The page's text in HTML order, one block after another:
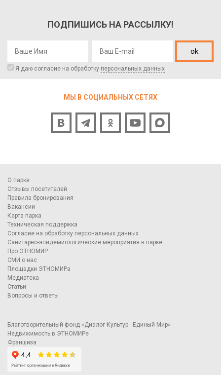
ПОДПИШИСЬ НА РАССЫЛКУ!
ok
Я даю согласие на обработку персональных данных
МЫ В СОЦИАЛЬНЫХ СЕТЯХ
О парке
Отзывы посетителей
Правила бронирования
Вакансии
Карта парка
Техническая поддержка
Согласие на обработку персональных данных
Санитарно-эпидемиологические мероприятия в парке
Про ЭТНОМИР
СМИ о нас
Площадки ЭТНОМИРа
Медиатека
Статьи
Вопросы и ответы
Благотворительный фонд «Диалог Культур - Единый Мир»
Недвижимость в ЭТНОМИРе
Франшиза